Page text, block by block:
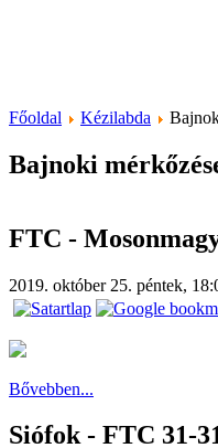
Főoldal Kézilabda
Bajnoki
FTC -
2019. október 25. péntek,
Bővebben...
Siófok - FTC 31-